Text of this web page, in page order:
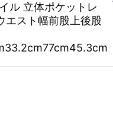
ル 立体ポケットレ
エスト幅前股上後股